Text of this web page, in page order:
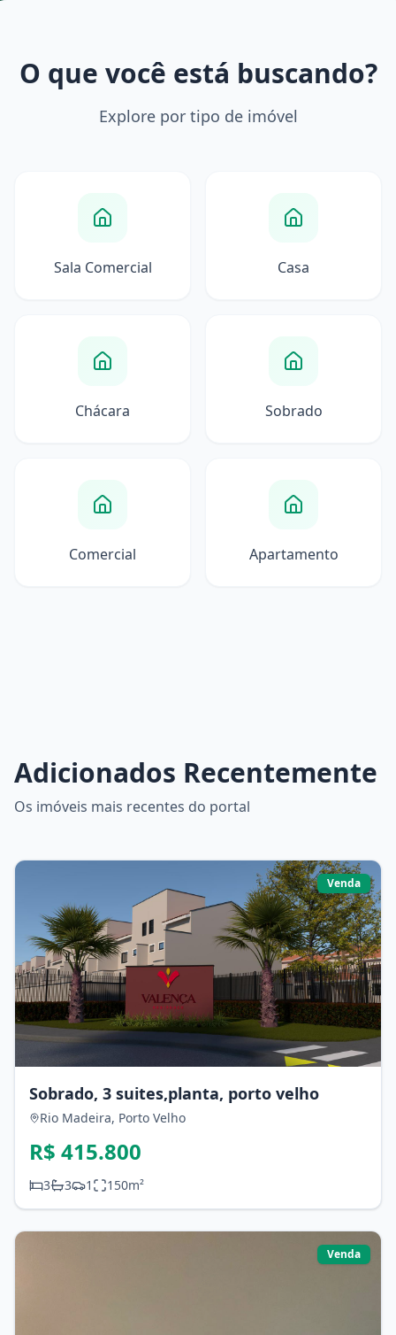
O que você está buscando?
Explore por tipo de imóvel
Sala Comercial Casa
Chácara Sobrado
Comercial Apartamento
Adicionados Recentemente
Os imóveis mais recentes do portal
Venda
Sobrado, 3 suites,planta, porto velho
Rio Madeira, Porto Velho
R$ 415.800
3 3 1 150m²
Venda